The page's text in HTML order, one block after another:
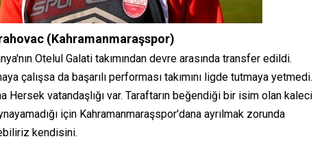
(Kahramanmaraşspor)
Otelul Galati takımından devre arasında transfer edildi.
çalışsa da başarılı performası takımını ligde tutmaya yetmedi.
Hersek vatandaşlığı var. Taraftarın beğendiği bir isim olan kaleci
için Kahramanmaraşspor'dana ayrılmak zorunda
kendisini.